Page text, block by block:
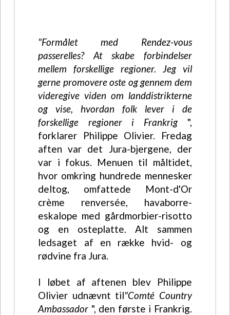
"Formålet med Rendez-vous
passerelles? At skabe forbindelser
mellem forskellige regioner. Jeg vil
gerne promovere oste og gennem dem
videregive viden om landdistrikterne
og vise, hvordan folk lever i de
forskellige regioner i Frankrig",
forklarer Philippe Olivier. Fredag
aften var det Jura-bjergene, der
var i fokus. Menuen til måltidet,
hvor omkring hundrede mennesker
deltog, omfattede Mont-d'Or
crème renversée, havaborre-
eskalope med gårdmorbier-risotto
og en osteplatte. Alt sammen
ledsaget af en række hvid- og
rødvine fra Jura.
I løbet af aftenen blev Philippe
Olivier udnævnt til"Comté Country
Ambassador ", den første i Frankrig.